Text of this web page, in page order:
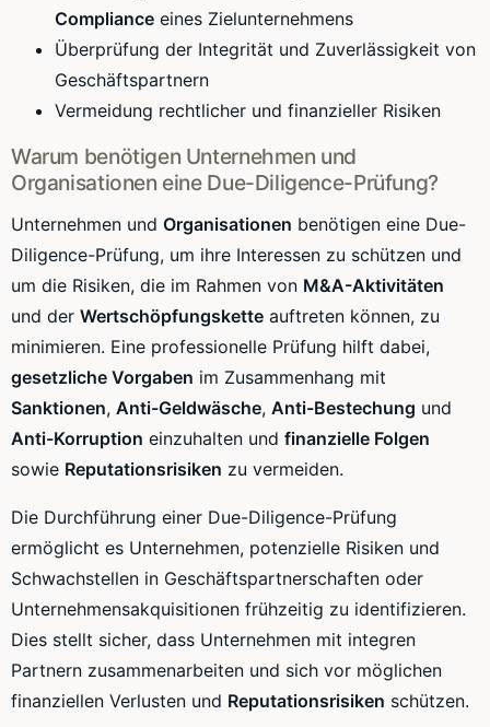
Compliance eines Zielunternehmens
Überprüfung der Integrität und Zuverlässigkeit von
Geschäftspartnern
Vermeidung rechtlicher und finanzieller Risiken
Warum benötigen Unternehmen und
Organisationen eine Due-Diligence-Prüfung?
Unternehmen und Organisationen benötigen eine Due-
Diligence-Prüfung, um ihre Interessen zu schützen und
um die Risiken, die im Rahmen von M&A-Aktivitäten
und der Wertschöpfungskette auftreten können, zu
minimieren. Eine professionelle Prüfung hilft dabei,
gesetzliche Vorgaben im Zusammenhang mit
Sanktionen, Anti-Geldwäsche, Anti-Bestechung und
Anti-Korruption einzuhalten und finanzielle Folgen
sowie Reputationsrisiken zu vermeiden.
Die Durchführung einer Due-Diligence-Prüfung
ermöglicht es Unternehmen, potenzielle Risiken und
Schwachstellen in Geschäftspartnerschaften oder
Unternehmensakquisitionen frühzeitig zu identifizieren.
Dies stellt sicher, dass Unternehmen mit integren
Partnern zusammenarbeiten und sich vor möglichen
finanziellen Verlusten und Reputationsrisiken schützen.